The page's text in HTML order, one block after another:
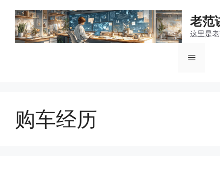
老范
这里是
菜
购车经历